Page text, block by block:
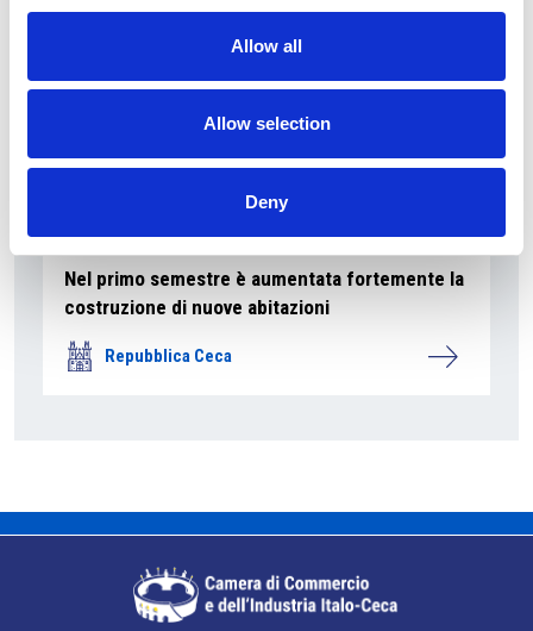
Allow all
Allow selection
Deny
7 Agosto 2026
Nel primo semestre è aumentata fortemente la
costruzione di nuove abitazioni
Repubblica Ceca